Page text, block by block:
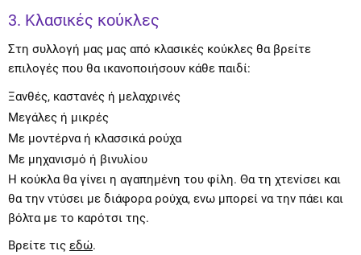
3. Κλασικές κούκλες
Στη συλλογή μας μας από κλασικές κούκλες θα βρείτε
επιλογές που θα ικανοποιήσουν κάθε παιδί:
Ξανθές, καστανές ή μελαχρινές
Μεγάλες ή μικρές
Με μοντέρνα ή κλασσικά ρούχα
Με μηχανισμό ή βινυλίου
Η κούκλα θα γίνει η αγαπημένη του φίλη. Θα τη χτενίσει και
θα την ντύσει με διάφορα ρούχα, ενω μπορεί να την πάει και
βόλτα με το καρότσι της.
Βρείτε τις εδώ.